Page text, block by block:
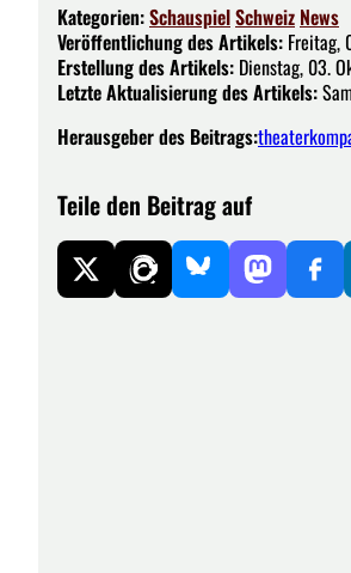
Kategorien:SchauspielSchweiz News
Veröffentlichung des Artikels: Freitag,
Erstellung des Artikels: Dienstag, 03.
Letzte Aktualisierung des Artikels:
Herausgeber des Beitrags:
Teile den Beitrag auf